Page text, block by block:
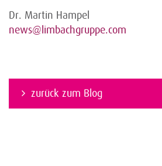
Dr. Martin Hampel
news@limbachgruppe.com
zurück zum Blog